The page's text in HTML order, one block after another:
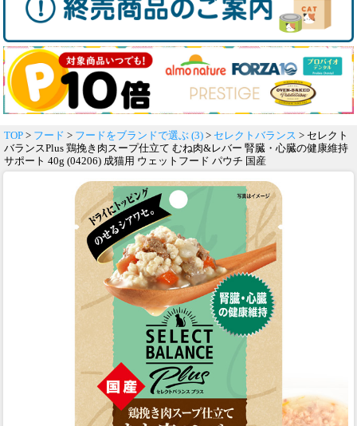
TOP > フード > フードをブランドで選ぶ (3) > セレクトバランス > セレクト
バランスPlus 鶏挽き肉スープ仕立て むね肉&レバー 腎臓・心臓の健康維持
サポート 40g (04206) 成猫用 ウェットフード パウチ 国産